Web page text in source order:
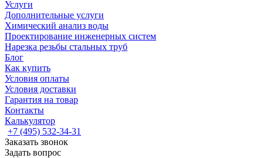
Услуги
Дополнительные услуги
Химический анализ воды
Проектирование инженерных систем
Нарезка резьбы стальных труб
Блог
Как купить
Условия оплаты
Условия доставки
Гарантия на товар
Контакты
Калькулятор
+7 (495) 532‑34‑31
Заказать звонок
Задать вопрос